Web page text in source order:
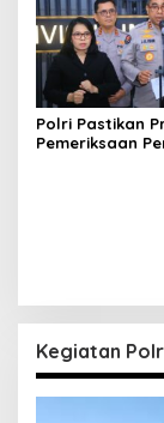
Polri Pastikan
Pemeriksaan
Kegiatan